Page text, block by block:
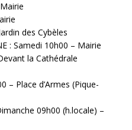
des Cybèles
: Samedi 10h00 – Mairie
la Cathédrale
– Place d’Armes (Pique-
09h00 (h.locale) –